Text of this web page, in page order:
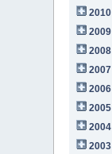
2010
2009
2008
2007
2006
2005
2004
2003